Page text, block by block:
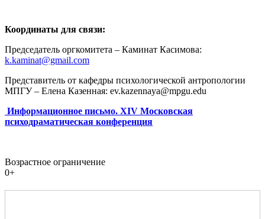
Координаты для связи:
Председатель оргкомитета – Каминат Касимова:
k.kaminat@gmail.com
Представитель от кафедры психологической антропологии
МПГУ – Елена Казенная: ev.kazennaya@mpgu.edu
Информационное письмо. XIV Московская
психодраматическая конференция
Возрастное ограничение
0+